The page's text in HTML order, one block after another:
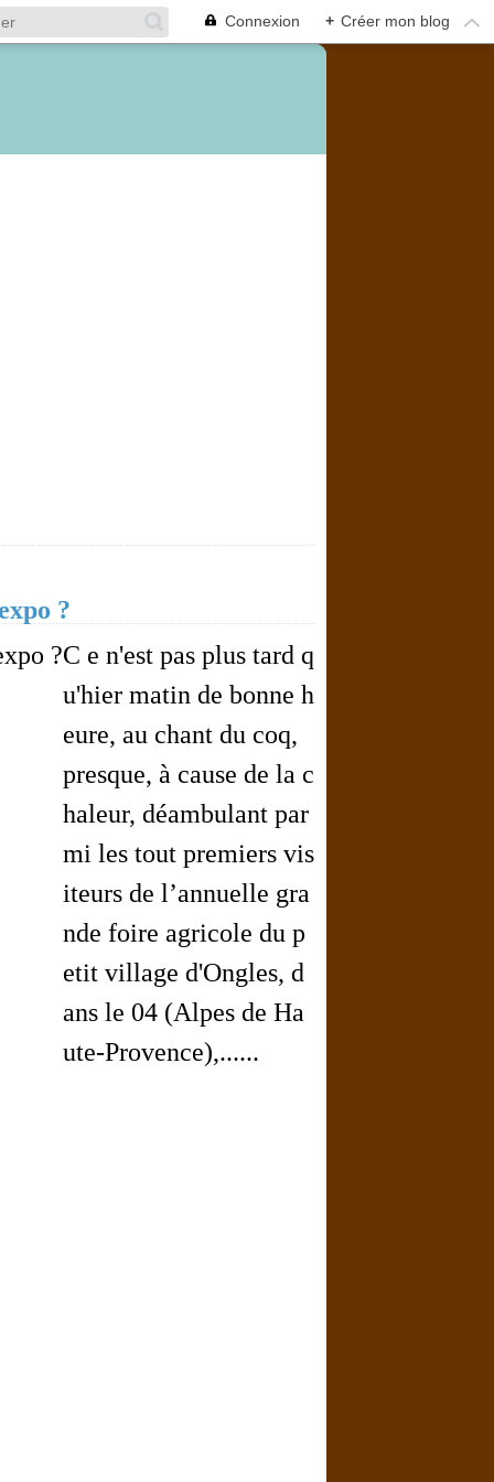
Connexion + Créer mon blog
?
C e n'est pas plus tard q
u'hier matin de bonne h
eure, au chant du coq,
presque, à cause de la c
haleur, déambulant par
mi les tout premiers vis
iteurs de l’annuelle gra
nde foire agricole du p
etit village d'Ongles, d
ans le 04 (Alpes de Ha
ute-Provence),......